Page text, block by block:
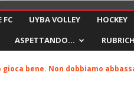
FC UYBA VOLLEY HOCKEY
ASPETTANDO…
gioca bene. Non dobbiamo